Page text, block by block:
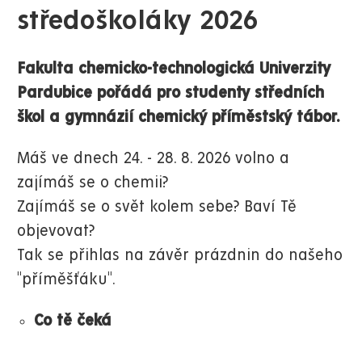
středoškoláky 2026
Fakulta chemicko-technologická Univerzity
Pardubice pořádá pro studenty středních
škol a gymnázií chemický příměstský tábor.
Máš ve dnech 24. - 28. 8. 2026 volno a
zajímáš se o chemii?
Zajímáš se o svět kolem sebe? Baví Tě
objevovat?
Tak se přihlas na závěr prázdnin do našeho
"příměšťáku".
Co tě čeká